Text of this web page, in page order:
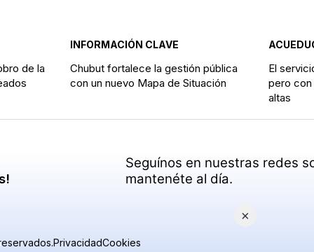
×
de la
INFORMACIÓN CLAVE
Chubut fortalece la gestión pública
con un nuevo Mapa de Situación
El
pero con
altas
Seguínos en nuestras redes
mantenéte al día.
PrivacidadCookies